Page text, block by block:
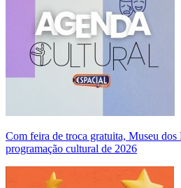
Com feira de troca gratuita, Museu dos
programação cultural de 2026